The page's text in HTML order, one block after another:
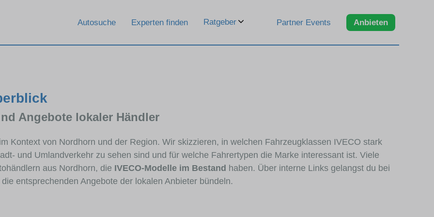
Autosuche Experten finden Ratgeber Partner Events Anbieten
Angebote lokaler Händler
Kontext von Nordhorn und der Region. Wir skizzieren, in welchen Fahrzeugklassen IVECO stark
und Umlandverkehr zu sehen sind und für welche Fahrertypen die Marke interessant ist. Viele
aus Nordhorn, die IVECO-Modelle im Bestand haben. Über interne Links gelangst du bei
entsprechenden Angebote der lokalen Anbieter bündeln.